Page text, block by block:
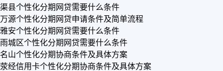
渠县个性化分期网贷需要什么条件
万源个性化分期网贷申请条件及简单流程
雅安个性化分期网贷需要什么条件
雨城区个性化分期网贷需要什么条件
名山个性化分期协商条件及具体方案
荥经信用卡个性化分期协商条件及具体方案